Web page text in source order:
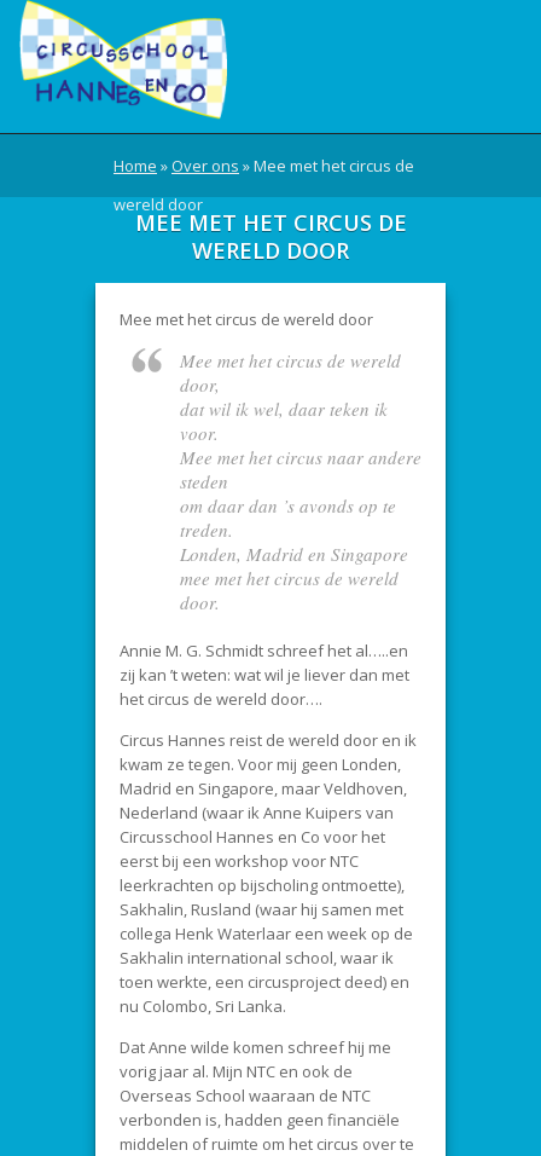
Home »Over ons »Mee met het circus de
wereld door
MEE MET HET CIRCUS DE
WERELD DOOR
Mee met het circus de wereld door
Mee met het circus de wereld
door,
dat wil ik wel, daar teken ik
voor.
Mee met het circus naar andere
steden
om daar dan ’s avonds op te
treden.
Londen, Madrid en Singapore
mee met het circus de wereld
door.
Annie M. G. Schmidt schreef het al…..en
zij kan ’t weten: wat wil je liever dan met
het circus de wereld door….
Circus Hannes reist de wereld door en ik
kwam ze tegen. Voor mij geen Londen,
Madrid en Singapore, maar Veldhoven,
Nederland (waar ik Anne Kuipers van
Circusschool Hannes en Co voor het
eerst bij een workshop voor NTC
leerkrachten op bijscholing ontmoette),
Sakhalin, Rusland (waar hij samen met
collega Henk Waterlaar een week op de
Sakhalin international school, waar ik
toen werkte, een circusproject deed) en
nu Colombo, Sri Lanka.
Dat Anne wilde komen schreef hij me
vorig jaar al. Mijn NTC en ook de
Overseas School waaraan de NTC
verbonden is, hadden geen financiële
middelen of ruimte om het circus over te